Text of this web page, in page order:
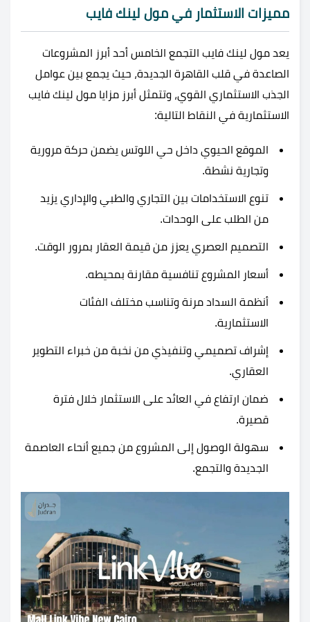
مميزات الاستثمار في مول لينك فايب
يعد مول لينك فايب التجمع الخامس أحد أبرز المشروعات
الصاعدة في قلب القاهرة الجديدة، حيث يجمع بين عوامل
الجذب الاستثماري القوي، وتتمثل أبرز مزايا مول لينك فايب
الاستثمارية في النقاط التالية:
الموقع الحيوي داخل حي اللوتس يضمن حركة مرورية
وتجارية نشطة.
تنوع الاستخدامات بين التجاري والطبي والإداري يزيد
من الطلب على الوحدات.
التصميم العصري يعزز من قيمة العقار بمرور الوقت.
أسعار المشروع تنافسية مقارنة بمحيطه.
أنظمة السداد مرنة وتناسب مختلف الفئات
الاستثمارية.
إشراف تصميمي وتنفيذي من نخبة من خبراء التطوير
العقاري.
ضمان ارتفاع في العائد على الاستثمار خلال فترة
قصيرة.
سهولة الوصول إلى المشروع من جميع أنحاء العاصمة
الجديدة والتجمع.